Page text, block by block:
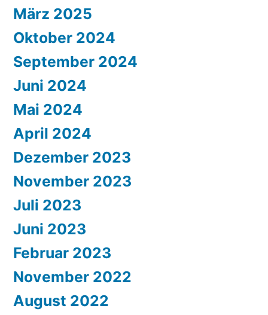
März 2025
Oktober 2024
September 2024
Juni 2024
Mai 2024
April 2024
Dezember 2023
November 2023
Juli 2023
Juni 2023
Februar 2023
November 2022
August 2022